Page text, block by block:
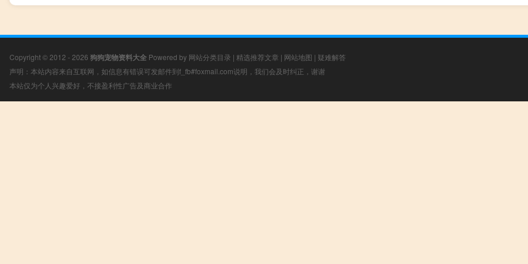
Copyright © 2012 - 2026 狗狗宠物资料大全 Powered by 网站分类目录 | 精选推荐文章 | 网站地图 | 疑难解答
声明：本站内容来自互联网，如信息有错误可发邮件到f_fb#foxmail.com说明，我们会及时纠正，谢谢
本站仅为个人兴趣爱好，不接盈利性广告及商业合作